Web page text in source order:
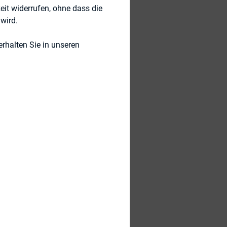
ESG-Reporting
widerrufen, ohne dass die
Sie in unseren